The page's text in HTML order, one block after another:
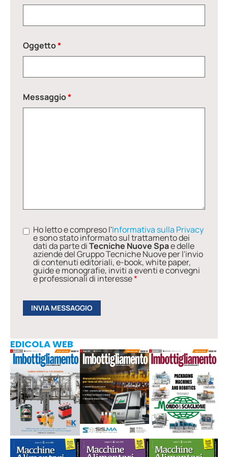
Oggetto*
Messaggio*
Ho letto e compreso l'Informativa sulla Privacy
e sono stato informato sul trattamento dei
dati da parte diTecniche Nuove Spae delle
aziende del Gruppo Tecniche Nuove per l'invio
di contenuti editoriali, e-book, white paper,
guide e monografie, inviti a eventi e convegni
e professionali di interesse*
EDICOLA WEB